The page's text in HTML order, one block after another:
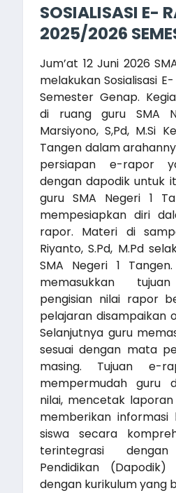
SOSIALISASI E-
2025/2026
Jum’at 12 Juni 2026
melakukan Sosialisasi
Semester Genap.
di ruang guru SMA
Marsiyono, S,Pd, M.Si
Tangen dalam
persiapan e-rapor
dengan dapodik untuk
guru SMA Negeri 1
mempesiapkan diri
rapor. Materi di
Riyanto, S.Pd, M.Pd
SMA Negeri 1
memasukkan
pengisian nilai rapor
pelajaran disampaikan
Selanjutnya guru
sesuai dengan mata
masing. Tujuan e-
mempermudah guru
nilai, mencetak
memberikan informasi
siswa secara
terintegrasi
Pendidikan (Dapodik)
dengan kurikulum yang